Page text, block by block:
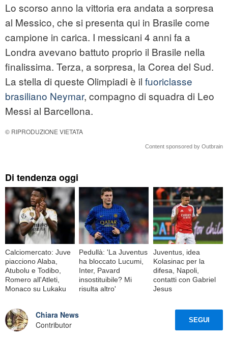
Lo scorso anno la vittoria era andata a sorpresa
al Messico, che si presenta qui in Brasile come
campione in carica. I messicani 4 anni fa a
Londra avevano battuto proprio il Brasile nella
finalissima. Terza, a sorpresa, la Corea del Sud.
La stella di queste Olimpiadi è il fuoriclasse
brasiliano Neymar, compagno di squadra di Leo
Messi al Barcellona.
© RIPRODUZIONE VIETATA
Content sponsored by Outbrain
Di tendenza oggi
Calciomercato: Juve
piacciono Alaba,
Atubolu e Todibo,
Romero all'Atleti,
Monaco su Lukaku
Pedullà: 'La Juventus
ha bloccato Lucumi,
Inter, Pavard
insostituibile? Mi
risulta altro'
Juventus, idea
Kolasinac per la
difesa, Napoli,
contatti con Gabriel
Jesus
Chiara News
Contributor
SEGUI